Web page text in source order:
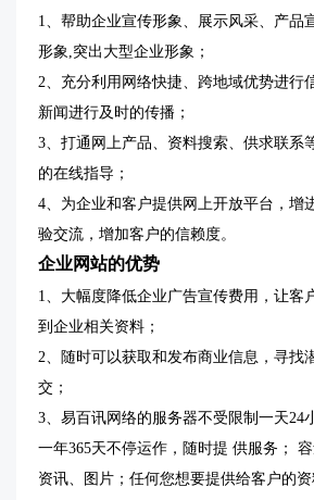
1、帮助企业宣传形象、展示风采、产品
形象,突出大型企业形象；
2、充分利用网络快捷、跨地域优势进行
新闻进行及时的传播；
3、打通网上产品、资料搜索、供求联系
的在线指导；
4、为企业和客户提供网上开放平台，增
验交流，增加客户的信赖度。
企业网站的优势
1、大幅度降低企业广告宣传费用，让客
到企业相关资料；
2、随时可以获取和发布商业信息，寻找
交；
3、易百讯网络的服务器不受限制一天24
一年365天不停运作，随时提 供服务；
资讯、图片；任何您想要提供给客户的资